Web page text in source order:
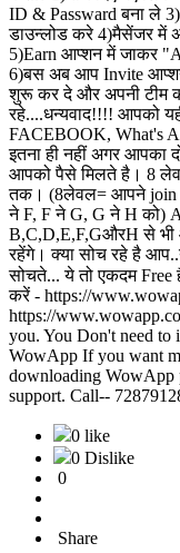
ID & Passward बना ले
डाउन्लोड करे 4)मैसेंजर में
5)Earn आप्शन में जाकर
6)बस अब आप Invite
शुरू कर दे और अपनी टीम
रहे....धन्यवाद!!!! आपको
FACEBOOK, What's
इतना ही नहीं अगर आपका
आपको पैसे मिलते है। 8
तक। (8लेवल= आपने join
ने F, F ने G, G ने H को)
B,C,D,E,F,GऔरH से
रहेंगे। क्या सोच रहे है
सोचते... ये तो एकदम
करें - https://
https://
you. You Don't need to
WowApp If you want
downloading WowApp
support. Call--
0 like
0 Dislike
0
Share